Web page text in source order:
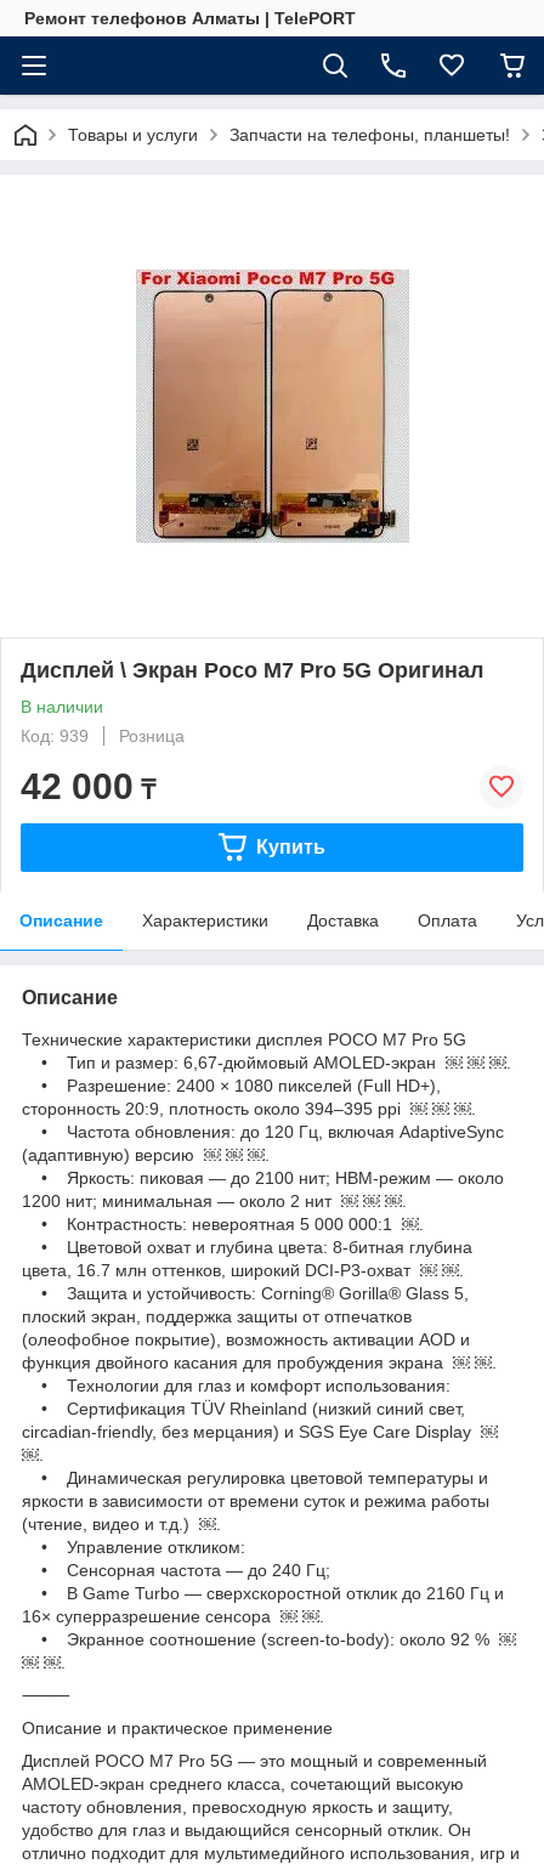
Ремонт телефонов Алматы | TelePORT
Товары и услуги Запчасти на телефоны, планшеты!
Дисплей \ Экран Poco M7 Pro 5G Оригинал
В наличии
Код: 939
Розница
42 000 ₸
Купить
Описание Характеристики Доставка Оплата
Описание
Технические характеристики дисплея POCO M7 Pro 5G
• Тип и размер: 6,67-дюймовый AMOLED-экран ￼ ￼ ￼.
• Разрешение: 2400 × 1080 пикселей (Full HD+),
сторонность 20:9, плотность около 394–395 ppi ￼ ￼ ￼.
• Частота обновления: до 120 Гц, включая AdaptiveSync
(адаптивную) версию ￼ ￼ ￼.
• Яркость: пиковая — до 2100 нит; HBM-режим — около
1200 нит; минимальная — около 2 нит ￼ ￼ ￼.
• Контрастность: невероятная 5 000 000:1 ￼.
• Цветовой охват и глубина цвета: 8-битная глубина
цвета, 16.7 млн оттенков, широкий DCI-P3-охват ￼ ￼.
• Защита и устойчивость: Corning® Gorilla® Glass 5,
плоский экран, поддержка защиты от отпечатков
(олеофобное покрытие), возможность активации AOD и
функция двойного касания для пробуждения экрана ￼ ￼.
• Технологии для глаз и комфорт использования:
• Сертификация TÜV Rheinland (низкий синий свет,
circadian-friendly, без мерцания) и SGS Eye Care Display ￼
￼.
• Динамическая регулировка цветовой температуры и
яркости в зависимости от времени суток и режима работы
(чтение, видео и т.д.) ￼.
• Управление откликом:
• Сенсорная частота — до 240 Гц;
• В Game Turbo — сверхскоростной отклик до 2160 Гц и
16× суперразрешение сенсора ￼ ￼.
• Экранное соотношение (screen-to-body): около 92 % ￼
￼ ￼.
⸻
Описание и практическое применение
Дисплей POCO M7 Pro 5G — это мощный и современный
AMOLED-экран среднего класса, сочетающий высокую
частоту обновления, превосходную яркость и защиту,
удобство для глаз и выдающийся сенсорный отклик. Он
отлично подходит для мультимедийного использования, игр и